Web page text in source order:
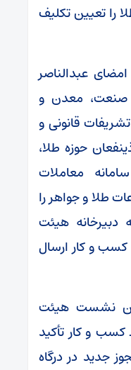
را تعیین تکلیف
عبدالناصر
صنعت، معدن و
قانونی و
حوزه طلا،
معاملات
طلا و جواهر را
دبیرخانه هیئت
و کار ارسال
نشست هیئت
و کار تأکید
جدید در درگاه